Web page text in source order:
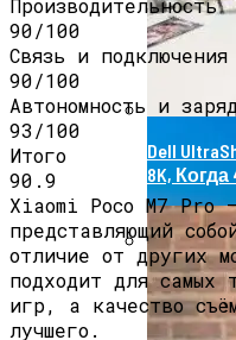
План
Dell
8K,
90/100
Связь и подключения
90/100
Автономность и
93/100
Итого
90.9
Xiaomi Poco M7 Pro
представляющий
отличие от других
подходит для самых
игр, а качество
лучшего.